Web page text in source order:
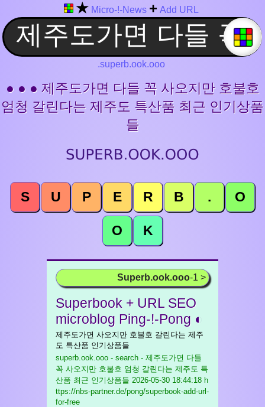
★ Micro-!-News + Add URL
.superb.ook.ooo
● ● ● 제주도가면 다들 꼭 사오지만 호불호
엄청 갈린다는 제주도 특산품 최근 인기상품
들
S U P E R B . O
O K
Superb.ook.ooo-1 >
Superbook + URL SEO
microblog Ping-!-Pong ◐
제주도가면 사오지만 호불호 갈린다는 제주
도 특산품 인기상품들
superb.ook.ooo - search - 제주도가면 다들
꼭 사오지만 호불호 엄청 갈린다는 제주도 특
산품 최근 인기상품들 2026-05-30 18:44:18 h
ttps://nbs-partner.de/pong/superbook-add-url-
for-free